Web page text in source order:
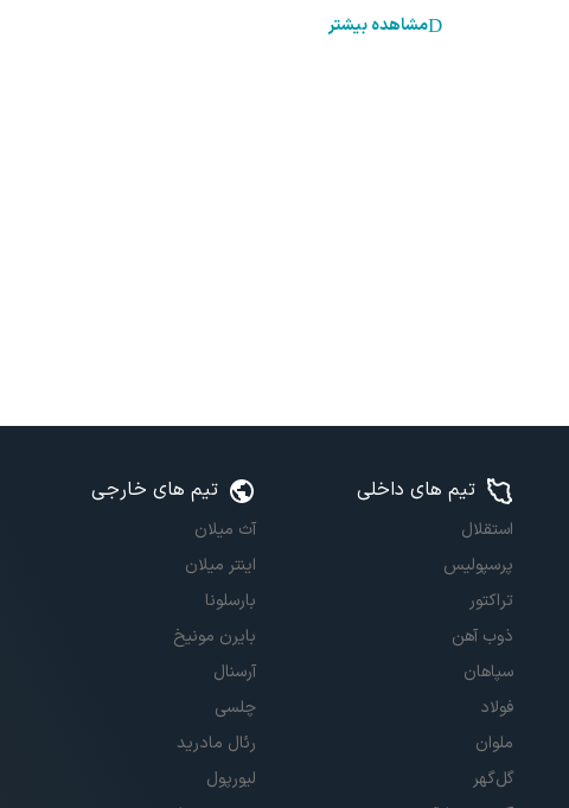
مشاهده بیشتر
تیم های داخلی
استقلال
پرسپولیس
تراکتور
ذوب آهن
سپاهان
فولاد
ملوان
گل‌گهر
تیم های خارجی
آث میلان
اینتر میلان
بارسلونا
بایرن مونیخ
آرسنال
چلسی
رئال مادرید
لیورپول